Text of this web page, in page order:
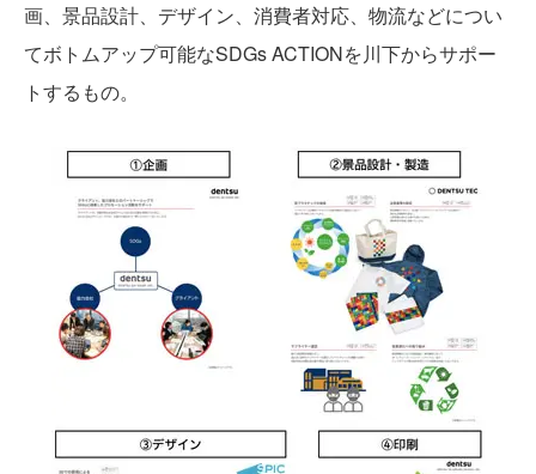
画、景品設計、デザイン、消費者対応、物流などについ
てボトムアップ可能なSDGs ACTIONを川下からサポー
トするもの。